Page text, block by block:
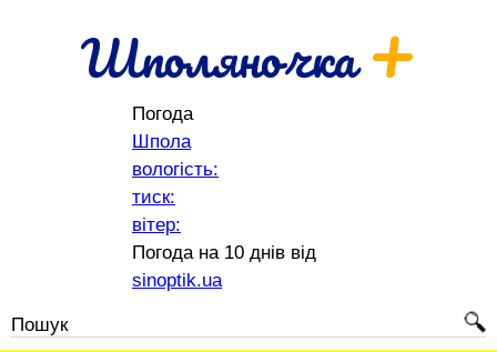
Шполяночка+
Погода
Шпола
вологість:
тиск:
вітер:
Погода на 10 днів від
sinoptik.ua